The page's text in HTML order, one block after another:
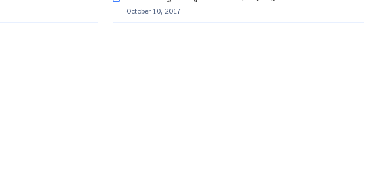
October 10, 2017